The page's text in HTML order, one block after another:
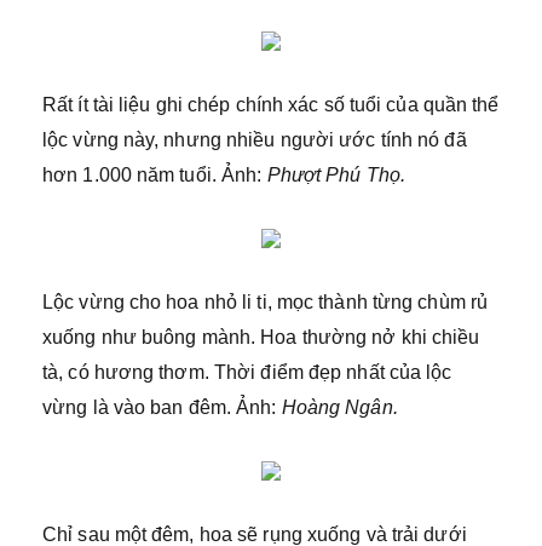
Rất ít tài liệu ghi chép chính xác số tuổi của quần thể
lộc vừng này, nhưng nhiều người ước tính nó đã
hơn 1.000 năm tuổi. Ảnh: Phượt Phú Thọ.
Lộc vừng cho hoa nhỏ li ti, mọc thành từng chùm rủ
xuống như buông mành. Hoa thường nở khi chiều
tà, có hương thơm. Thời điểm đẹp nhất của lộc
vừng là vào ban đêm. Ảnh: Hoàng Ngân.
Chỉ sau một đêm, hoa sẽ rụng xuống và trải dưới